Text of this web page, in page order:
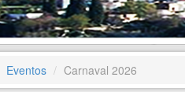
Eventos Carnaval 2026